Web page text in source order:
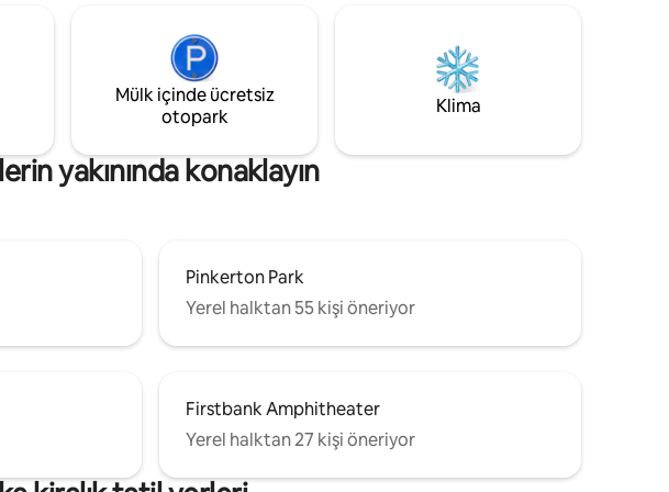
restoranlara ve kasaba ve turşu topu
kortlarındaki tüm olaylara yakın! Mekânda
sigara veya elektronik sigara içilmez!
Mülk içinde ücretsiz
otopark
Klima
yakınında konaklayın
Pinkerton Park
Yerel halktan 55 kişi öneriyor
Firstbank Amphitheater
Yerel halktan 27 kişi öneriyor